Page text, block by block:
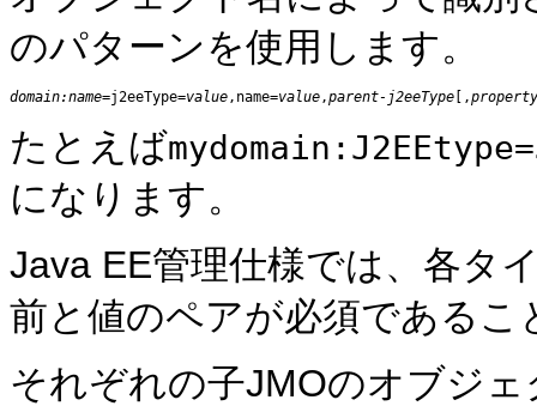
のパターンを使用します。
domain:name=j2eeType=value,name=value,parent-j2eeType [,
たとえば
になります。
Java EE管理仕様では、各タ
前と値のペアが必須である
それぞれの子JMOのオブジ